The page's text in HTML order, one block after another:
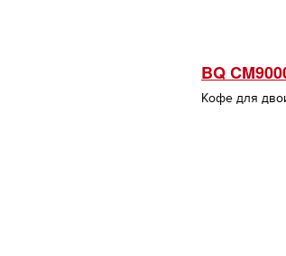
BQ
Кофе для